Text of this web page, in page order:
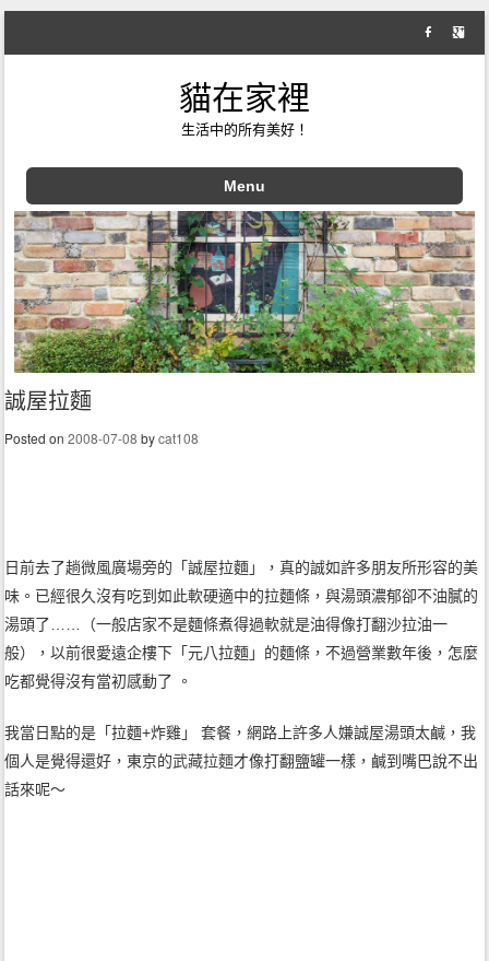
貓在家裡
生活中的所有美好！
Menu
Skip to content
誠屋拉麵
Posted on2008-07-08 bycat108
日前去了趟微風廣場旁的「誠屋拉麵」，真的誠如許多朋友所形容的美
味。已經很久沒有吃到如此軟硬適中的拉麵條，與湯頭濃郁卻不油膩的
湯頭了……（一般店家不是麵條煮得過軟就是油得像打翻沙拉油一
般），以前很愛遠企樓下「元八拉麵」的麵條，不過營業數年後，怎麼
吃都覺得沒有當初感動了 。
我當日點的是「拉麵+炸雞」 套餐，網路上許多人嫌誠屋湯頭太鹹，我
個人是覺得還好，東京的武藏拉麵才像打翻鹽罐一樣，鹹到嘴巴說不出
話來呢～